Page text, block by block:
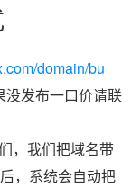
domain/bu
没发布一口价请联
，我们把域名带
，系统会自动把